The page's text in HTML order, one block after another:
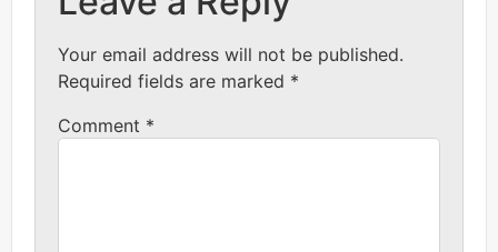
Your email address will not be published.
Required fields are marked *
Comment *